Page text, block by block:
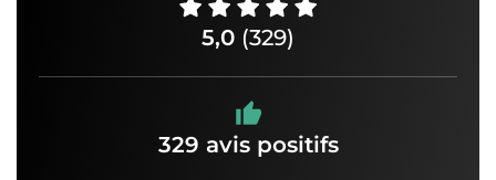
5,0 (329)
329 avis positifs